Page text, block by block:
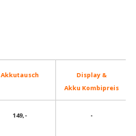
Akkutausch
Display &
Akku Kombipreis
149,- -